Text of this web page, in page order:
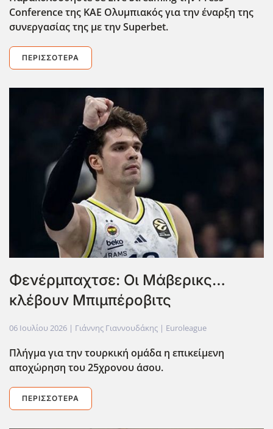
Conference της ΚΑΕ Ολυμπιακός για την έναρξη της
συνεργασίας της με την Superbet.
ΠΕΡΙΣΣΌΤΕΡΑ
Φενέρμπαχτσε: Οι Μάβερικς…
κλέβουν Μπιμπέροβιτς
06 Ιουλίου 2026 | Γιάννης Γιαννουδάκης | Euroleague
Πλήγμα για την τουρκική ομάδα η επικείμενη
αποχώρηση του 25χρονου άσου.
ΠΕΡΙΣΣΌΤΕΡΑ